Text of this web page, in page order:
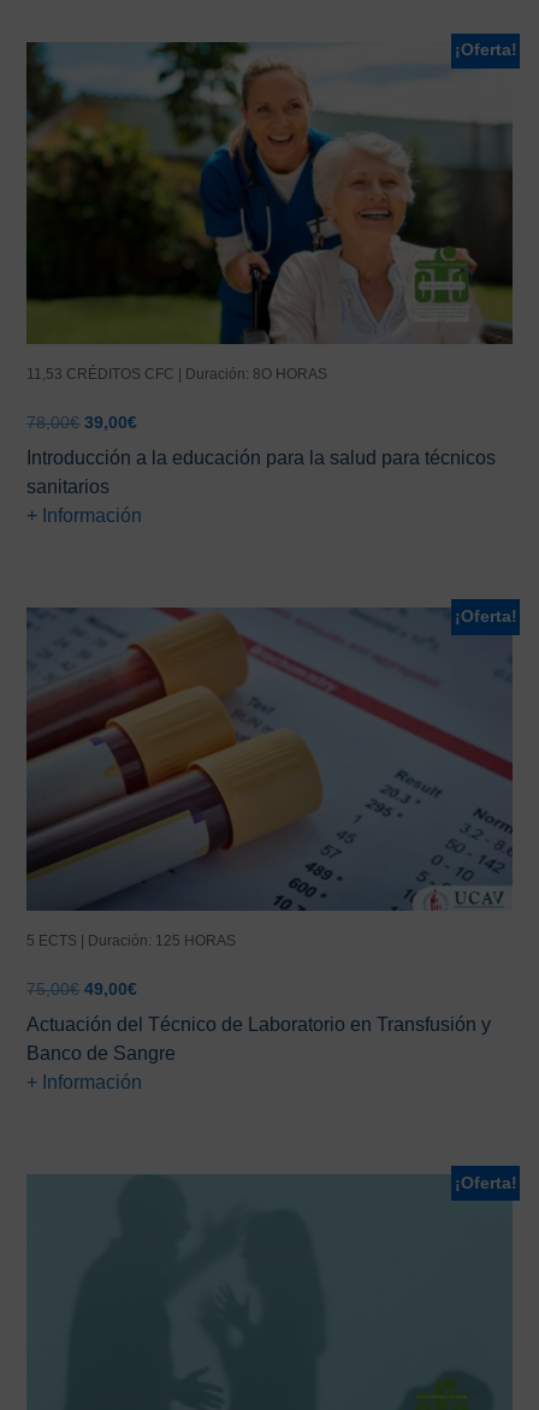
¡Oferta!
11,53 CRÉDITOS CFC | Duración: 8O HORAS
78,00€ El
precio
original
era:
78,00€.
39,00€El
precio
actual
39,00€.
Introducción a la educación para la salud para técnicos
sanitarios
+ Información
¡Oferta!
5 ECTS | Duración: 125 HORAS
75,00€ El
precio
original
era:
75,00€.
49,00€El
precio
actual
es:
49,00€.
Actuación del Técnico de Laboratorio en Transfusión y
Banco de Sangre
+ Información
¡Oferta!